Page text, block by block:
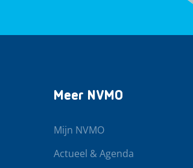
Meer NVMO
Mijn NVMO
Actueel & Agenda